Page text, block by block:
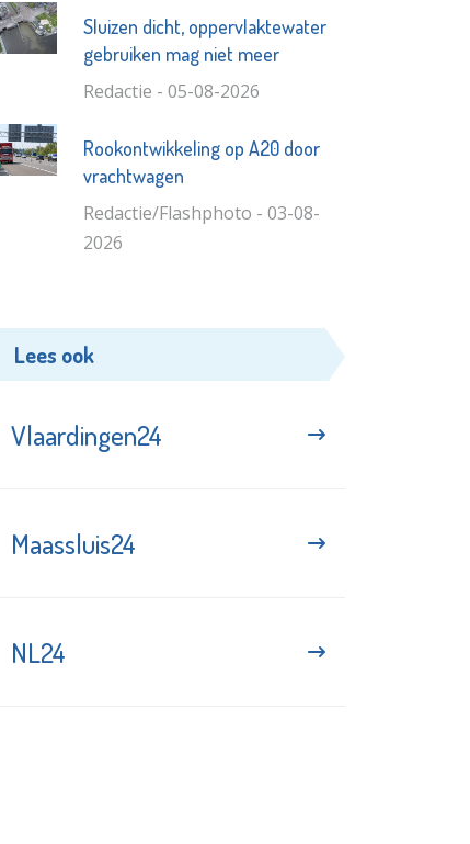
Sluizen dicht, oppervlaktewater
gebruiken mag niet meer
Redactie - 05-08-2026
Rookontwikkeling op A20 door
vrachtwagen
Redactie/Flashphoto - 03-08-
2026
Lees ook
Vlaardingen24
Maassluis24
NL24